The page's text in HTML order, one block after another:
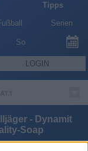
Tipps
Serien
So
LOGIN
- Dynamit
Soap